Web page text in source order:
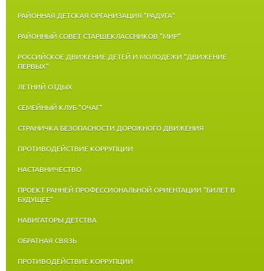
РАЙОННАЯ ДЕТСКАЯ ОРГАНИЗАЦИЯ "РАДУГА"
РАЙОННЫЙ СОВЕТ СТАРШЕКЛАССНИКОВ "МИР"
РОССИЙСКОЕ ДВИЖЕНИЕ ДЕТЕЙ И МОЛОДЕЖИ "ДВИЖЕНИЕ
ПЕРВЫХ"
ЛЕТНИЙ ОТДЫХ
СЕМЕЙНЫЙ КЛУБ "ОЧАГ"
СТРАНИЧКА БЕЗОПАСНОСТИ ДОРОЖНОГО ДВИЖЕНИЯ
ПРОТИВОДЕЙСТВИЕ КОРРУПЦИИ
НАСТАВНИЧЕСТВО
ПРОЕКТ РАННЕЙ ПРОФЕССИОНАЛЬНОЙ ОРИЕНТАЦИИ "БИЛЕТ В
БУДУЩЕЕ"
НАВИГАТОРЫ ДЕТСТВА
ОБРАТНАЯ СВЯЗЬ
ПРОТИВОДЕЙСТВИЕ КОРРУПЦИИ